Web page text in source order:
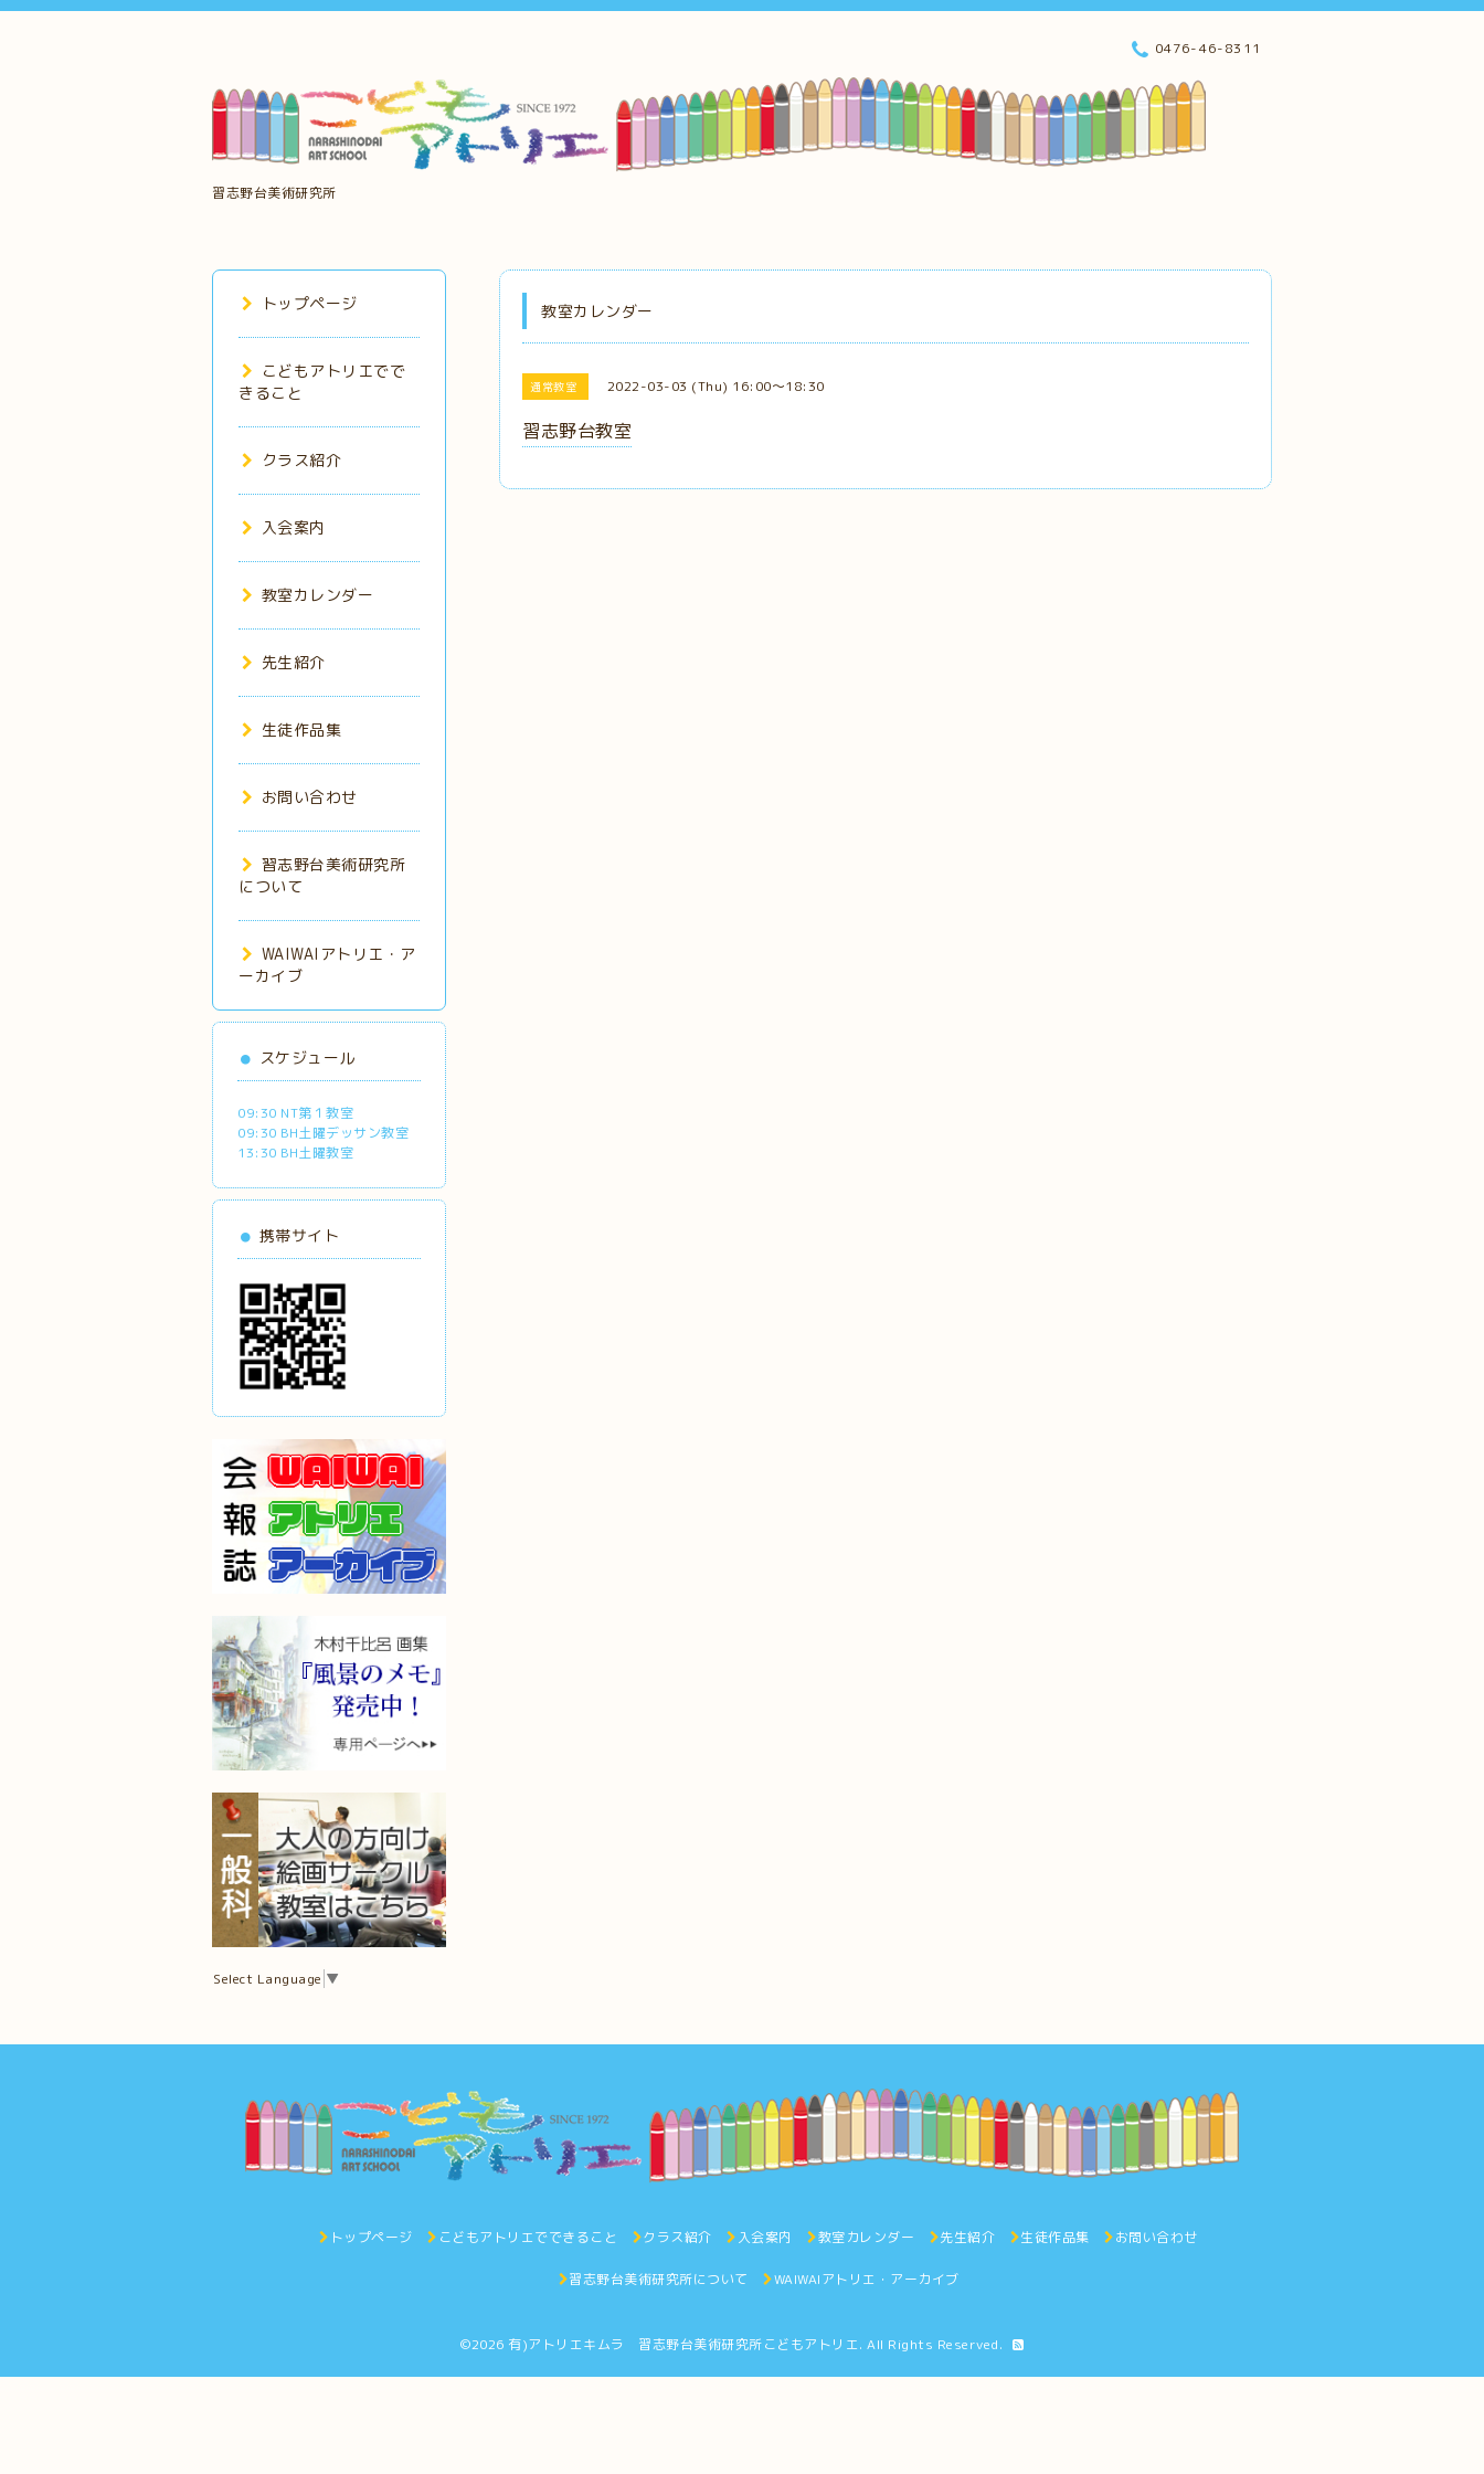
習志野台美術研究所
0476-46-8311
教室カレンダー
通常教室 2022-03-03 (Thu) 16:00～18:30
習志野台教室
トップページ
こどもアトリエでで
きること
クラス紹介
入会案内
教室カレンダー
先生紹介
生徒作品集
お問い合わせ
習志野台美術研究所
について
WAIWAIアトリエ・ア
ーカイブ
スケジュール
09:30 NT第１教室
09:30 BH土曜デッサン教室
13:30 BH土曜教室
携帯サイト
Select Language ▼
トップページ こどもアトリエでできること クラス紹介 入会案内 教室カレンダー 先生紹介 生徒作品集 お問い合わせ
習志野台美術研究所について WAIWAIアトリエ・アーカイブ
©2026 有)アトリエキムラ 習志野台美術研究所こどもアトリエ. All Rights Reserved.